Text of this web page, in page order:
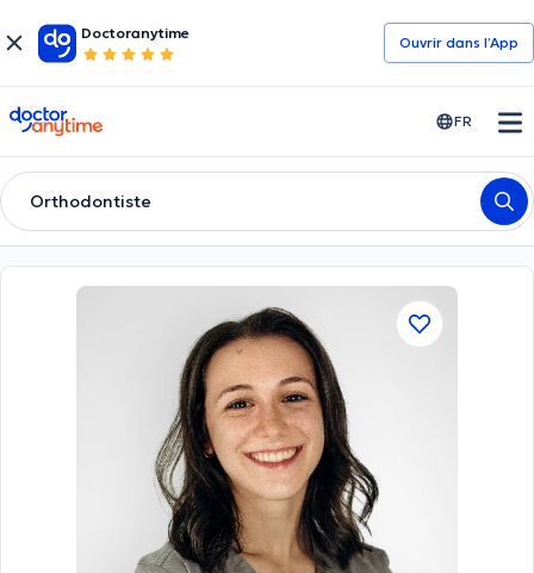
Doctoranytime
Ouvrir dans l’App
doctoranytime FR
Orthodontiste